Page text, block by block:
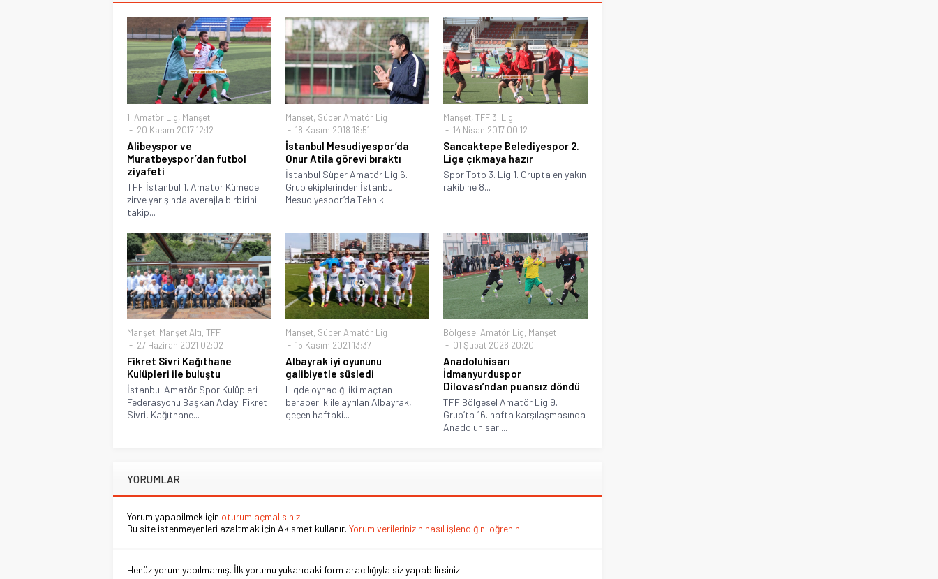
1. Amatör Lig, Manşet
20 Kasım 2017 12:12
Alibeyspor ve
Muratbeyspor’dan futbol
ziyafeti
TFF İstanbul 1. Amatör Kümede
zirve yarışında averajla birbirini
takip...
Manşet, Süper Amatör Lig
18 Kasım 2018 18:51
İstanbul Mesudiyespor’da
Onur Atila görevi bıraktı
İstanbul Süper Amatör Lig 6.
Grup ekiplerinden İstanbul
Mesudiyespor’da Teknik...
Manşet,TFF 3. Lig
14 Nisan 2017 00:12
Sancaktepe Belediyespor 2.
Lige çıkmaya hazır
Spor Toto 3. Lig 1. Grupta en yakın
rakibine 8...
Manşet, Manşet Altı, TFF
27 Haziran 2021 02:02
Fikret Sivri Kağıthane
Kulüpleri ile buluştu
İstanbul Amatör Spor Kulüpleri
Federasyonu Başkan Adayı Fikret
Sivri, Kağıthane...
Manşet, Süper Amatör Lig
15 Kasım 2021 13:37
Albayrak iyi oyununu
galibiyetle süsledi
Ligde oynadığı iki maçtan
beraberlik ile ayrılan Albayrak,
geçen haftaki...
Bölgesel Amatör Lig, Manşet
01 Şubat 2026 20:20
Anadoluhisarı
İdmanyurduspor
Dilovası’ndan puansız döndü
TFF Bölgesel Amatör Lig 9.
Grup’ta 16. hafta karşılaşmasında
Anadoluhisarı...
YORUMLAR
Yorum yapabilmek için oturum açmalısınız.
Bu site istenmeyenleri azaltmak için Akismet kullanır. Yorum verilerinizin nasıl işlendiğini öğrenin.
Henüz yorum yapılmamış. İlk yorumu yukarıdaki form aracılığıyla siz yapabilirsiniz.